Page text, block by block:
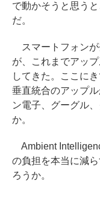
で動かそうと思う
だ。
スマートフォンが
が、これまでアッ
してきた。ここに
垂直統合のアップ
ン電子、グーグル
か。
Ambient
の負担を本当に減
ろうか。